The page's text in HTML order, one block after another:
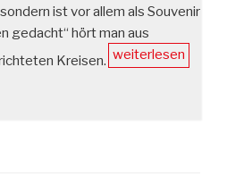
ist vor allem als Souvenir
gedacht“ hört man aus
Kreisen. „Durchatmen
weiterlesen